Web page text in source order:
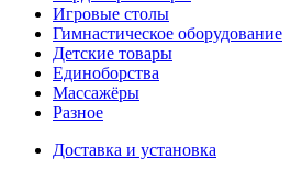
Игровые столы
Гимнастическое оборудование
Детские товары
Единоборства
Массажёры
Разное
Доставка и установка